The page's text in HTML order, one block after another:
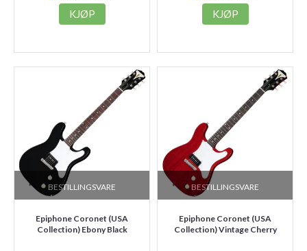
KJØP KJØP
BESTILLINGSVARE
Epiphone Coronet (USA
Collection) Ebony Black
BESTILLINGSVARE
Epiphone Coronet (USA
Collection) Vintage Cherry